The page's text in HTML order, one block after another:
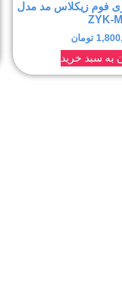
فوم زیکلاس مد مدل
ZYK-M
تومان
به سبد خرید